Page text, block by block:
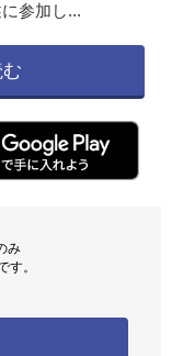
参加し...
み
す。